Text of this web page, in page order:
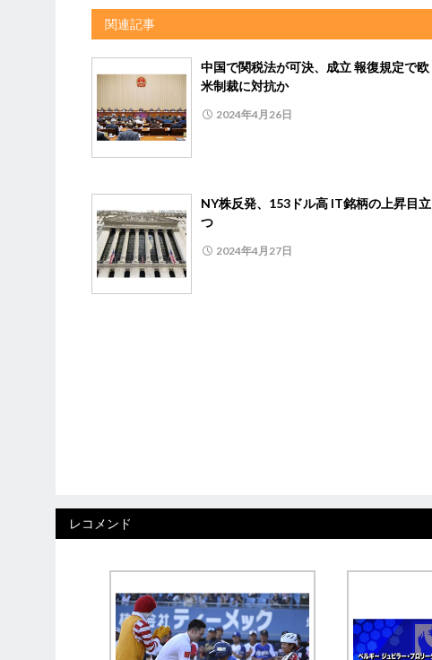
関連記事
中国で関税法が可決、成立 報復規定で欧
米制裁に対抗か
2024年4月26日
NY株反発、153ドル高 IT銘柄の上昇目立
つ
2024年4月27日
レコメンド